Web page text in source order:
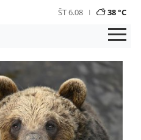
ŠT 6.08 38 °C